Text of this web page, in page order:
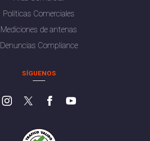
Políticas Comerciales
Mediciones de antenas
Denuncias Compliance
SÍGUENOS